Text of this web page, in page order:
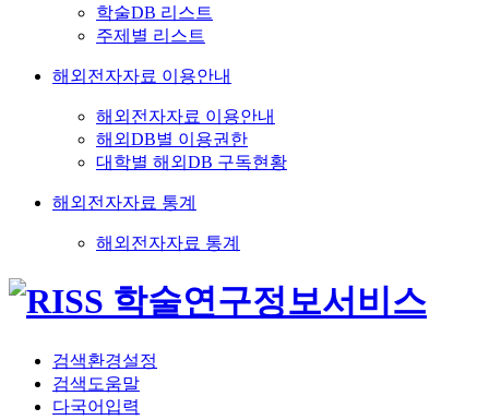
학술DB 리스트
주제별 리스트
해외전자자료 이용안내
해외전자자료 이용안내
해외DB별 이용권한
대학별 해외DB 구독현황
해외전자자료 통계
해외전자자료 통계
검색환경설정
검색도움말
다국어입력